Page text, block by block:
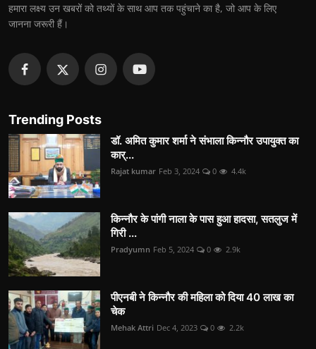
हमारा लक्ष्य उन खबरों को तथ्यों के साथ आप तक पहुंचाने का है, जो आप के लिए
जानना जरूरी हैं।
Trending Posts
डॉ. अमित कुमार शर्मा ने संभाला किन्नौर उपायुक्त का
कार्...
Rajat kumar Feb 3, 2024 0 4.4k
किन्नौर के पांगी नाला के पास हुआ हादसा, सतलुज में
गिरी ...
Pradyumn Feb 5, 2024 0 2.9k
पीएनबी ने किन्नौर की महिला को दिया 40 लाख का
चेक
Mehak Attri Dec 4, 2023 0 2.2k